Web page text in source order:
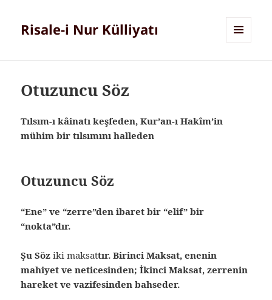
Risale-i Nur Külliyatı
Otuzuncu Söz
Tılsım-ı kâinatı keşfeden, Kur’an-ı Hakîm’in
mühim bir tılsımını halleden
Otuzuncu Söz
“Ene” ve “zerre”den ibaret bir “elif” bir
“nokta”dır.
Şu Söziki maksattır. Birinci Maksat, enenin
mahiyet ve neticesinden; İkinci Maksat, zerrenin
hareket ve vazifesinden bahseder.